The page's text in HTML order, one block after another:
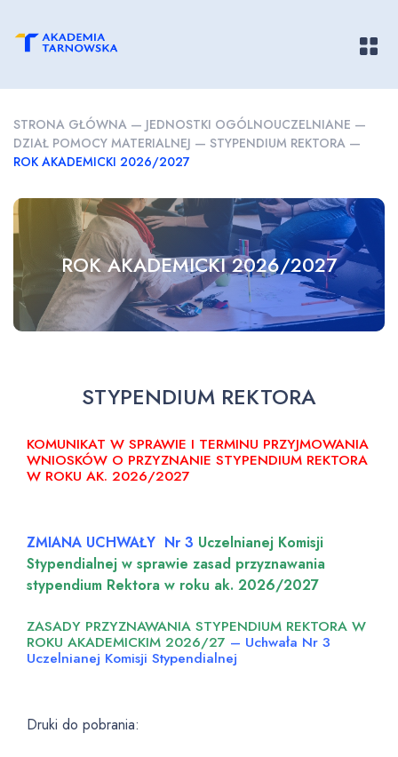
STRONA GŁÓWNA — JEDNOSTKI OGÓLNOUCZELNIANE —
DZIAŁ POMOCY MATERIALNEJ — STYPENDIUM REKTORA —
ROK AKADEMICKI 2026/2027
ROK AKADEMICKI 2026/2027
STYPENDIUM REKTORA
KOMUNIKAT W SPRAWIE I TERMINU PRZYJMOWANIA
WNIOSKÓW O PRZYZNANIE STYPENDIUM REKTORA
W ROKU AK. 2026/2027
ZMIANA UCHWAŁY Nr 3 Uczelnianej Komisji
Stypendialnej w sprawie zasad przyznawania
stypendium Rektora w roku ak. 2026/2027
ZASADY PRZYZNAWANIA STYPENDIUM REKTORA W
ROKU AKADEMICKIM 2026/27 – Uchwała Nr 3
Uczelnianej Komisji Stypendialnej
Druki do pobrania: